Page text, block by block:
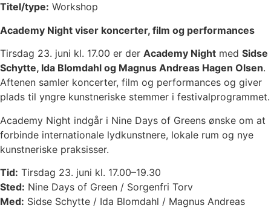
Titel/type: Workshop
Academy Night viser koncerter, film og performances
Tirsdag 23. juni kl. 17.00 er der Academy Night med Sidse
Schytte, Ida Blomdahl og Magnus Andreas Hagen Olsen.
Aftenen samler koncerter, film og performances og giver
plads til yngre kunstneriske stemmer i festivalprogrammet.
Academy Night indgår i Nine Days of Greens ønske om at
forbinde internationale lydkunstnere, lokale rum og nye
kunstneriske praksisser.
Tid: Tirsdag 23. juni kl. 17.00–19.30
Sted: Nine Days of Green / Sorgenfri Torv
Med: Sidse Schytte / Ida Blomdahl / Magnus Andreas